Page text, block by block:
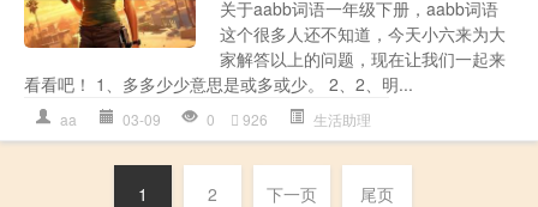
关于aabb词语一年级下册，aabb词语
这个很多人还不知道，今天小六来为大
家解答以上的问题，现在让我们一起来
看看吧！ 1、多多少少意思是或多或少。 2、2、明...
aa 03-09 0 926 生活助理
1 2 下一页 尾页